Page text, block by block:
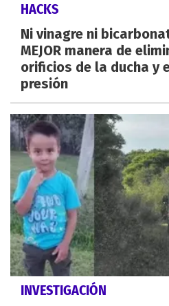
HACKS
Ni vinagre ni
MEJOR manera de
orificios de la ducha y
presión
INVESTIGACIÓN